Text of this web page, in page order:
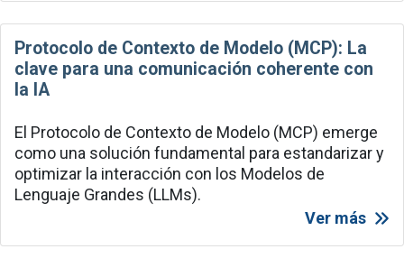
Protocolo de Contexto de Modelo (MCP): La
clave para una comunicación coherente con
la IA
El Protocolo de Contexto de Modelo (MCP) emerge
como una solución fundamental para estandarizar y
optimizar la interacción con los Modelos de
Lenguaje Grandes (LLMs).
Ver más